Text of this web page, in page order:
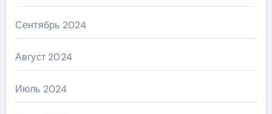
Сентябрь 2024
Август 2024
Июль 2024